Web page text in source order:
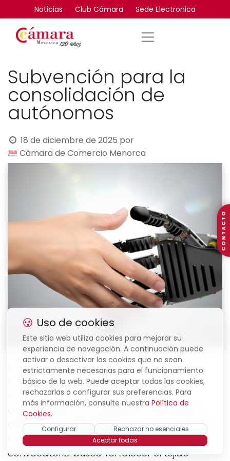
Noticias Club Cámara Sede Electronica
Subvención para la
consolidación de
autónomos
18 de diciembre de 2025 por
Cámara de Comercio Menorca
La Conselleria de Empresa, Ocupación y
Energía lanzó en 2024 una línea de
subvenciones destinada aimpulsar la
consolidación y el crecimiento del trabajo
autónomo en Illes Balears, con vigencia para
los años2024, 2025, 2026 y 2027.Esta
convocatoria busca fortalecer el tejido
Uso de cookies
Este sitio web utiliza cookies para mejorar su
experiencia de navegación. A continuación puede
activar o desactivar las cookies que no sean
estrictamente necesarias para el funcionamiento
básico de la web. Puede aceptar todas las cookies,
rechazarlas o configurar sus preferencias. Para
más información, consulte nuestra Política de
Cookies.
Configurar
Rechazar no esenciales
Aceptar todas
CONTACTO